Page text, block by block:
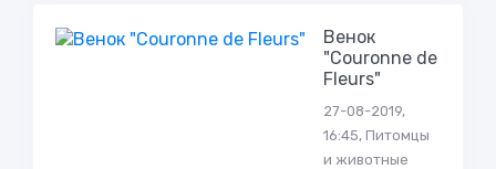
Венок
"Couronne de
Fleurs"
27-08-2019,
16:45, Питомцы
и животные